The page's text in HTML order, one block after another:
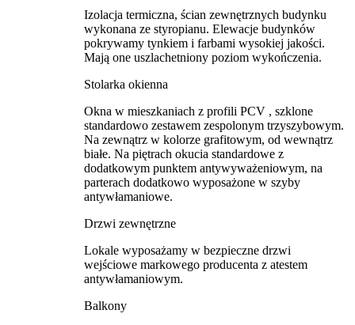
Izolacja termiczna, ścian zewnętrznych budynku
wykonana ze styropianu. Elewacje budynków
pokrywamy tynkiem i farbami wysokiej jakości.
Mają one uszlachetniony poziom wykończenia.
Stolarka okienna
Okna w mieszkaniach z profili PCV , szklone
standardowo zestawem zespolonym trzyszybowym.
Na zewnątrz w kolorze grafitowym, od wewnątrz
białe. Na piętrach okucia standardowe z
dodatkowym punktem antywyważeniowym, na
parterach dodatkowo wyposażone w szyby
antywłamaniowe.
Drzwi zewnętrzne
Lokale wyposażamy w bezpieczne drzwi
wejściowe markowego producenta z atestem
antywłamaniowym.
Balkony